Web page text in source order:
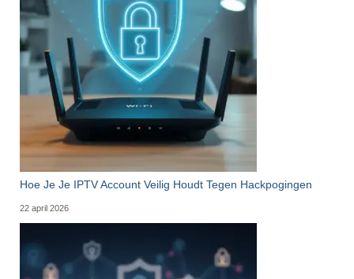
Hoe Je Je IPTV Account Veilig Houdt Tegen Hackpogingen
22 april 2026